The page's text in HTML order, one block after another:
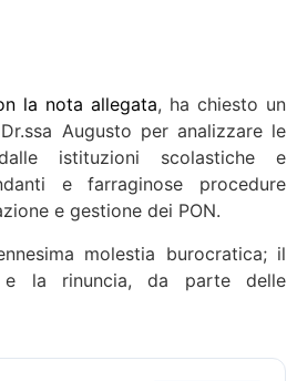
la nota allegata, ha chiesto un
Augusto per analizzare le
istituzioni scolastiche e
e farraginose procedure
e gestione dei PON.
molestia burocratica; il
e la rinuncia, da parte delle